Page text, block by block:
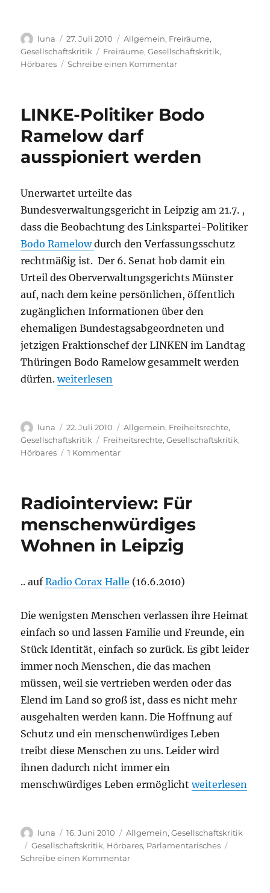
Autor
luna
Veröffentlicht
am
27. Juli 2010 Kategorien
Allgemein, Freiräume,
Gesellschaftskritik
Schlagwörter
Freiräume,Gesellschaftskritik,
Hörbares
Schreibe einen Kommentarzu
am
sieben
–
LINKE-Politiker Bodo
Ramelow darf
ausspioniert werden
Unerwartet urteilte das
Bundesverwaltungsgericht in Leipzig am 21.7. ,
dass die Beobachtung des Linkspartei-Politiker
Bodo Ramelowdurch den Verfassungsschutz
rechtmäßig ist. Der 6. Senat hob damit ein
Urteil des Oberverwaltungsgerichts Münster
auf, nach dem keine persönlichen, öffentlich
zugänglichen Informationen über den
ehemaligen Bundestagsabgeordneten und
jetzigen Fraktionschef der LINKEN im Landtag
Thüringen Bodo Ramelow gesammelt werden
dürfen.„LINKE-Politiker Bodo Ramelow darf
weiterlesen
Autor
luna
Veröffentlicht
am
22. Juli 2010 Kategorien
Allgemein, Freiheitsrechte,
Gesellschaftskritik
Schlagwörter
Freiheitsrechte,Gesellschaftskritik,
Hörbares
1 Kommentarzu
Ramelow
ausspioniert
werden
Radiointerview: Für
menschenwürdiges
Wohnen in Leipzig
.. aufRadio Corax Halle (16.6.2010)
Die wenigsten Menschen verlassen ihre Heimat
einfach so und lassen Familie und Freunde, ein
Stück Identität, einfach so zurück. Es gibt leider
immer noch Menschen, die das machen
müssen, weil sie vertrieben werden oder das
Elend im Land so groß ist, dass es nicht mehr
ausgehalten werden kann. Die Hoffnung auf
Schutz und ein menschenwürdiges Leben
treibt diese Menschen zu uns. Leider wird
ihnen dadurch nicht immer ein
menschwürdiges Leben ermöglichtweiterlesen
Autor
luna
Veröffentlicht
am
16. Juni 2010 Kategorien
Allgemein,Gesellschaftskritik
Schlagwörter
Gesellschaftskritik, Hörbares, Parlamentarisches
Schreibe einen Kommentarzu